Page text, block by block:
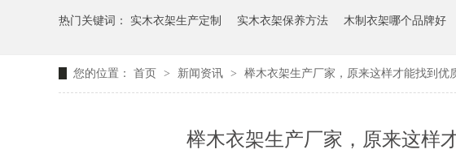
热门关键词： 实木衣架生产定制 实木衣架保养方法 木制衣架哪个品牌好
您的位置： 首页 > 新闻资讯 > 榉木衣架生产厂家，原来这样才能找到优
榉木衣架生产厂家，原来这样